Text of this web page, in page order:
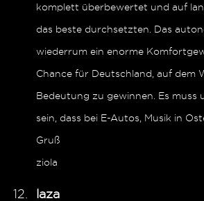
komplett überbewertet und auf
das beste durchsetzten. Das
wiederrum ein enorme
Chance für Deutschland, auf dem
Bedeutung zu gewinnen. Es muss
sein, dass bei E-Autos, Musik in
Gruß
ziola
laza